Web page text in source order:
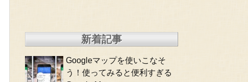
新着記事
Googleマップを使いこなそ
う！使ってみると便利すぎる